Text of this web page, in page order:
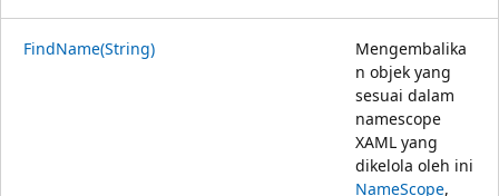
FindName(String)
Mengembalika
n objek yang
sesuai dalam
namescope
XAML yang
dikelola oleh ini
NameScope,